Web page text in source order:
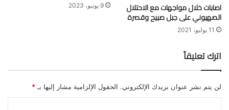
اصابات خلال مواجهات مع الاحتلال
الصهيوني على جبل صبيح وقصرة
11 يوليو، 2021
9 يونيو، 2023
اترك تعليقاً
لن يتم نشر عنوان بريدك الإلكتروني. الحقول الإلزامية مشار إليها بـ *